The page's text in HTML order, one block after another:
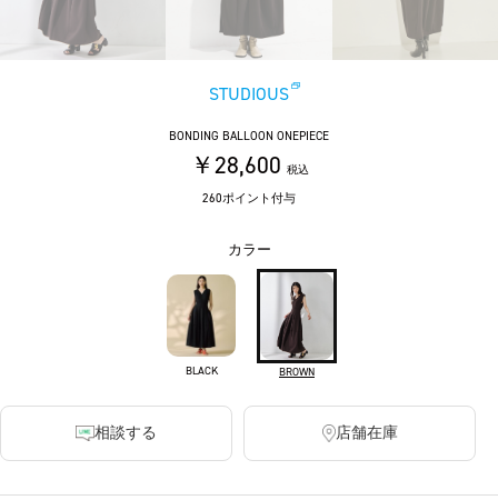
STUDIOUS
BONDING BALLOON ONEPIECE
￥28,600 税込
260ポイント付与
カラー
BLACK BROWN
相談する 店舗在庫